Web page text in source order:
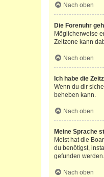
Nach oben
Die Forenuhr
Möglicherweise
Zeitzone kann
Nach oben
Ich habe die
Wenn du dir
beheben kann.
Nach oben
Meine Sprache
Meist hat die
du benötigst,
gefunden werden.
Nach oben